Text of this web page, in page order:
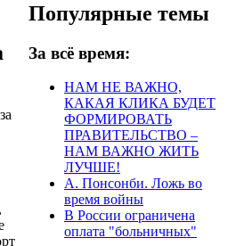
Популярные темы
За всё время:
НАМ НЕ ВАЖНО,
КАКАЯ КЛИКА БУДЕТ
ФОРМИРОВАТЬ
ПРАВИТЕЛЬСТВО –
НАМ ВАЖНО ЖИТЬ
ЛУЧШЕ!
А. Понсонби. Ложь во
время войны
В России ограничена
оплата "больничных"